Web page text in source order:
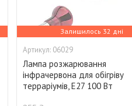
Залишилось 32 дні
06029
Лампа розжарювання
інфрачервона для обігріву
терраріумів, E27 100 Вт